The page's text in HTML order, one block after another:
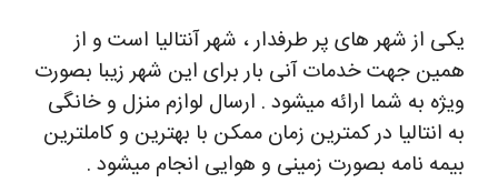
یکی از شهر های پر طرفدار ، شهر آنتالیا است و از
همین جهت خدمات آنی بار برای این شهر زیبا بصورت
ویژه به شما ارائه میشود . ارسال لوازم منزل و خانگی
به انتالیا در کمترین زمان ممکن با بهترین و کاملترین
بیمه نامه بصورت زمینی و هوایی انجام میشود .